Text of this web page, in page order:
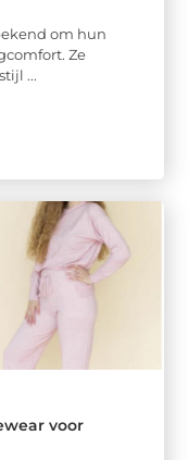
om hun
Ze
...
voor